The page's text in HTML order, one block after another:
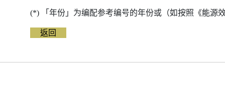
(*) 「年份」为编配参考编号的年份或（如按照《能源
返回